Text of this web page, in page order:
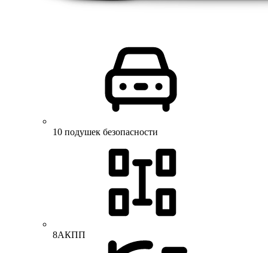
10 подушек безопасности
8АКПП